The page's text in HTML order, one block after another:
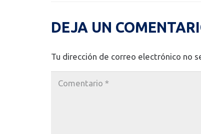
DEJA UN
Tu dirección de correo electrónico no